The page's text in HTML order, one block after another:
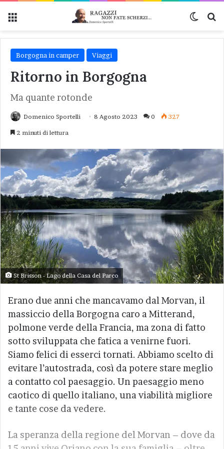
Borgogna in camper Viaggi
Ritorno in Borgogna
Ma quante rotonde
Domenico Sportelli 8 Agosto 2023 0 327
2 minuti di lettura
St Brisson - Lago della Casa del Parco
Erano due anni che mancavamo dal Morvan, il
massiccio della Borgogna caro a Mitterand,
polmone verde della Francia, ma zona di fatto
sotto sviluppata che fatica a venirne fuori.
Siamo felici di esserci tornati. Abbiamo scelto di
evitare l’autostrada, così da potere stare meglio
a contatto col paesaggio. Un paesaggio meno
caotico di quello italiano, una viabilità migliore
e tante cose da vedere.
La speranza della regione del Morvan – dove da